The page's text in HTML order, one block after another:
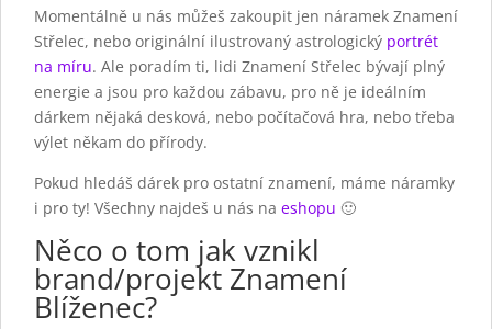
Momentálně u nás můžeš zakoupit jen náramek Znamení
Střelec, nebo originální ilustrovaný astrologický portrét
na míru. Ale poradím ti, lidi Znamení Střelec bývají plný
energie a jsou pro každou zábavu, pro ně je ideálním
dárkem nějaká desková, nebo počítačová hra, nebo třeba
výlet někam do přírody.
Pokud hledáš dárek pro ostatní znamení, máme náramky
i pro ty! Všechny najdeš u nás na eshopu 🙂
Něco o tom jak vznikl
brand/projekt Znamení
Blíženec?